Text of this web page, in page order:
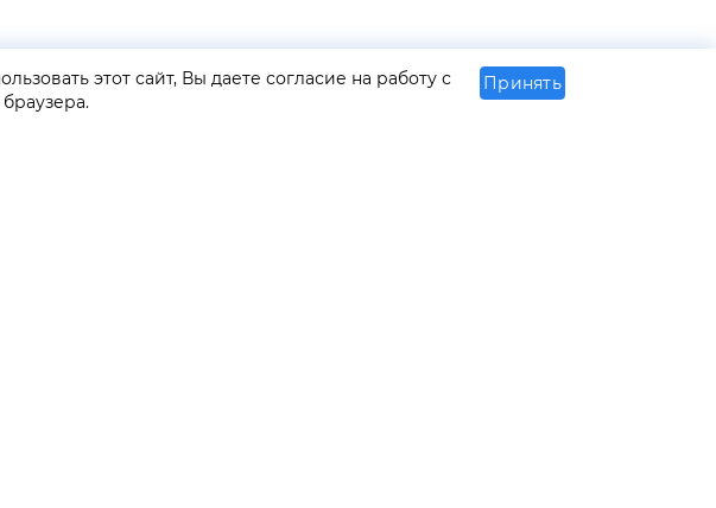
ПАРТНЕРАМ МЫ В СОЦСЕТЯХ
этот сайт, Вы даете согласие на работу с
Принять